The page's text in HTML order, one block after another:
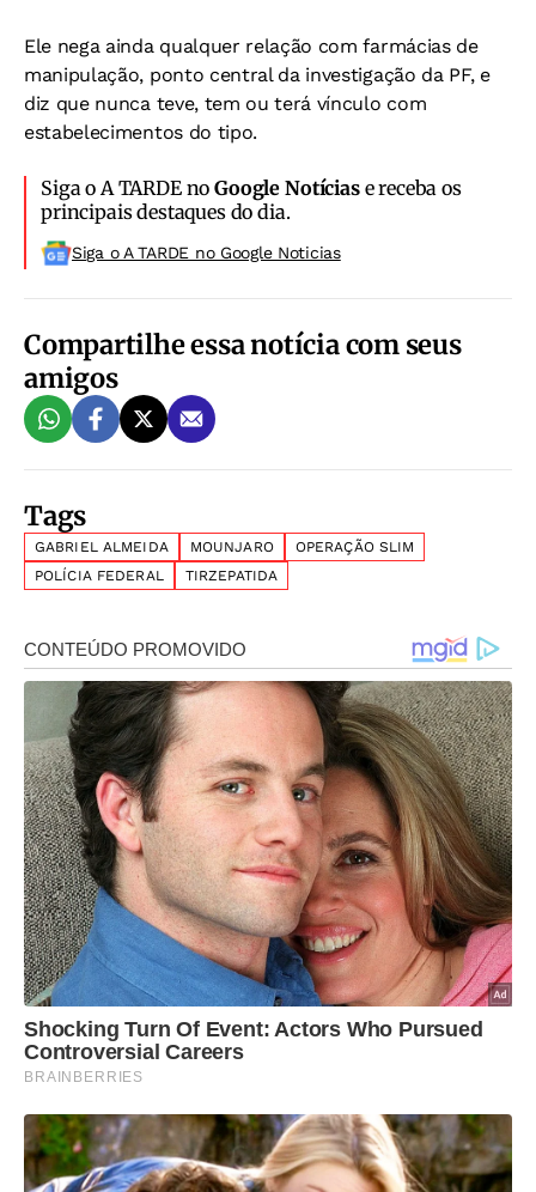
Ele nega ainda qualquer relação com farmácias de
manipulação, ponto central da investigação da PF, e
diz que nunca teve, tem ou terá vínculo com
estabelecimentos do tipo.
Siga o A TARDE noGoogle Notíciase receba os
principais destaques do dia.
Siga o A TARDE no Google Noticias
Compartilhe essa notícia com seus
amigos
Tags
GABRIEL ALMEIDA MOUNJARO
OPERAÇÃO SLIM
POLÍCIA FEDERAL
TIRZEPATIDA